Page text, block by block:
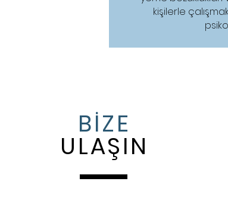
kişilerle
BİZE
ULAŞIN